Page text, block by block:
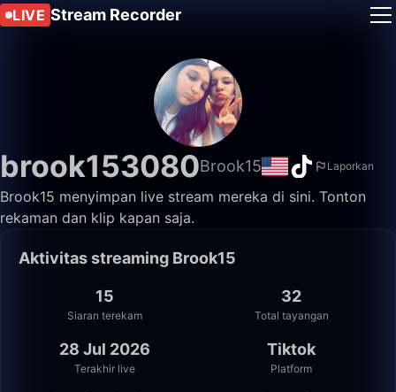
LIVE Stream Recorder
brook153080Brook15 Laporkan
Brook15 menyimpan live stream mereka di sini. Tonton
rekaman dan klip kapan saja.
Aktivitas streaming Brook15
15
Siaran terekam
32
Total tayangan
28 Jul 2026
Terakhir live
Tiktok
Platform